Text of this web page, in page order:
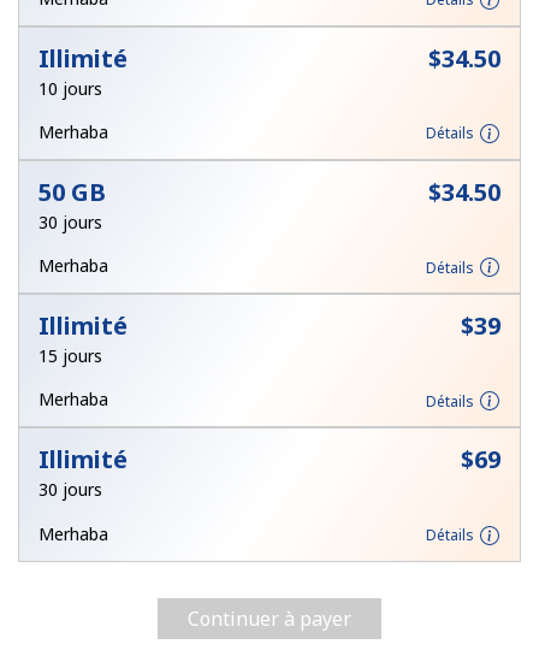
Illimité ⁦$34.50⁩
10 jours
Merhaba
Détails
50 GB ⁦$34.50⁩
30 jours
Merhaba
Détails
Illimité ⁦$39⁩
15 jours
Merhaba
Détails
Illimité ⁦$69⁩
30 jours
Merhaba
Détails
Continuer à payer